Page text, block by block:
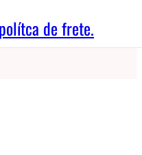
de frete.